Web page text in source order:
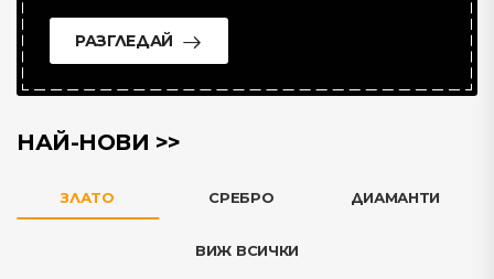
РАЗГЛЕДАЙ
НАЙ-НОВИ >>
ЗЛАТО СРЕБРО ДИАМАНТИ
ВИЖ ВСИЧКИ